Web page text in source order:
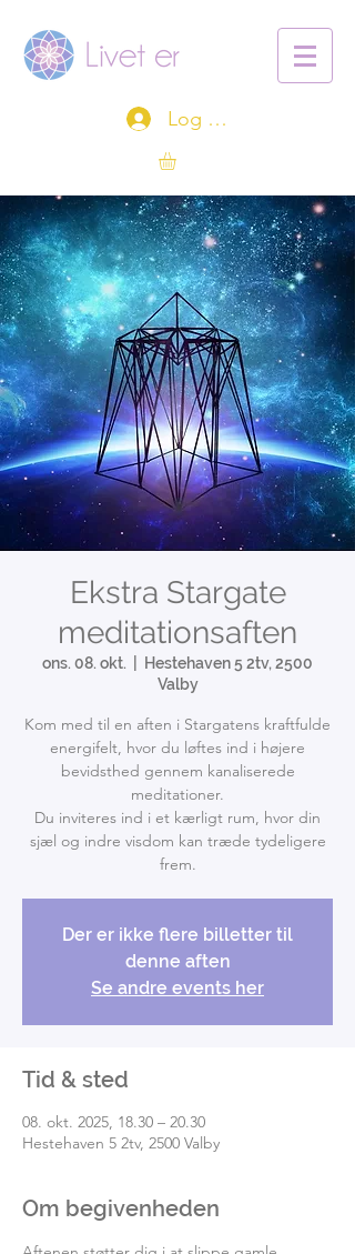
Log ind
Ekstra Stargate
meditationsaften
ons. 08. okt.
Hestehaven 5 2tv, 2500
Valby
Kom med til en aften i Stargatens kraftfulde
energifelt, hvor du løftes ind i højere
bevidsthed gennem kanaliserede
meditationer.
Du inviteres ind i et kærligt rum, hvor din
sjæl og indre visdom kan træde tydeligere
frem.
Der er ikke flere billetter til
denne aften
Se andre events her
Tid & sted
08. okt. 2025, 18.30 – 20.30
Hestehaven 5 2tv, 2500 Valby
Om begivenheden